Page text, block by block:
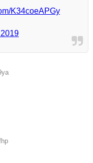
K34coeAPGy